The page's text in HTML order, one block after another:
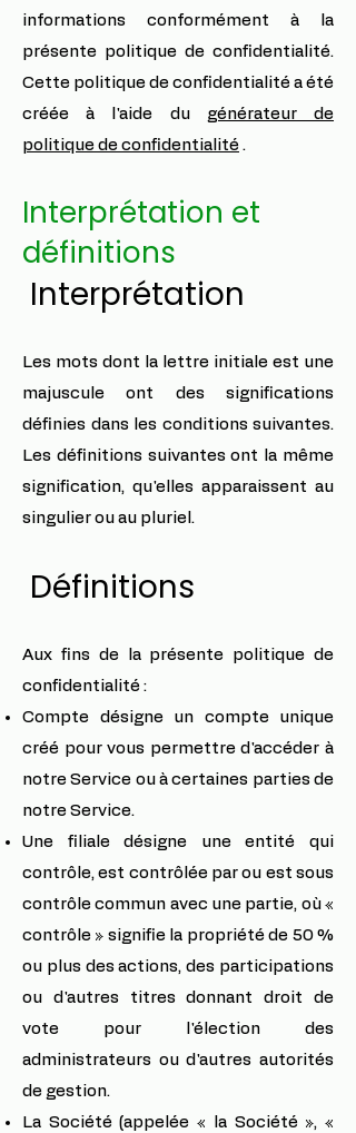
informations conformément à la
présente politique de confidentialité.
Cette politique de confidentialité a été
créée à l'aide du générateur de
politique de confidentialité .
Interprétation et
définitions
Interprétation
Les mots dont la lettre initiale est une
majuscule ont des significations
définies dans les conditions suivantes.
Les définitions suivantes ont la même
signification, qu'elles apparaissent au
singulier ou au pluriel.
Définitions
Aux fins de la présente politique de
confidentialité :
Compte désigne un compte unique
créé pour vous permettre d'accéder à
notre Service ou à certaines parties de
notre Service.
Une filiale désigne une entité qui
contrôle, est contrôlée par ou est sous
contrôle commun avec une partie, où «
contrôle » signifie la propriété de 50 %
ou plus des actions, des participations
ou d'autres titres donnant droit de
vote pour l'élection des
administrateurs ou d'autres autorités
de gestion.
La Société (appelée « la Société », «